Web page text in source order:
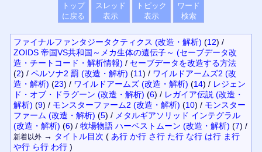
トップ
に戻る
スレッド
表示
トピック
表示
ワード
検索
ファイナルファンタジータクティクス (改造・解析) (12) /
ZOIDS 帝国VS共和国～メカ生体の遺伝子～ (セーブデータ改
造・チートコード・解析情報) / セーブデータを改造する方法
(2) / ペルソナ2 罰 (改造・解析) (11) / ワイルドアームズ2 (改
造・解析) (23) / ワイルドアームズ (改造・解析) (14) / レジェン
ド・オブ・ドラグーン (改造・解析) (6) / レガイア伝説 (改造・
解析) (9) / モンスターファーム2 (改造・解析) (10) / モンスター
ファーム (改造・解析) (5) / メタルギアソリッド インテグラル
(改造・解析) (6) / 牧場物語 ハーベストムーン (改造・解析) (7) /
新着以外 → タイトル目次 ( あ行 か行 さ行 た行 な行 は行 ま行
や行 ら行 わ行 )